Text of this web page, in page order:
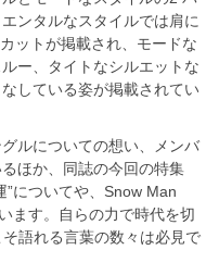
ンタルなスタイルでは肩に
ットが掲載され、モードな
ー、タイトなシルエットな
している姿が掲載されてい
ルについての想い、メンバ
ほか、同誌の今回の特集
”についてや、Snow Man
ます。自らの力で時代を切
語れる言葉の数々は必見で